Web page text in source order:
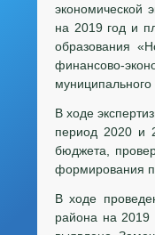
экономической
на 2019 год и
образования
финансово-
В ходе
период 2020 и
бюджета,
формирования
В ходе
района на 2019